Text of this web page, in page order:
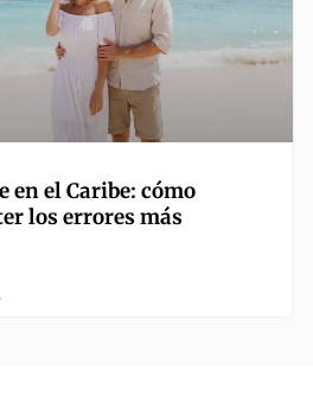
el Caribe: cómo
los errores más